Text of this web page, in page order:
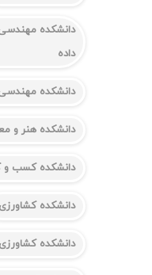
دانشکده
داده
دانشکده
دانشکده هنر و
دانشکده کسب و
دانشکده کشاورزی
دانشکده